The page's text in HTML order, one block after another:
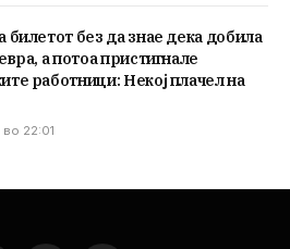
билетот без да знае дека добила
а потоа пристигнале
работници: Некој плачел на
22:01